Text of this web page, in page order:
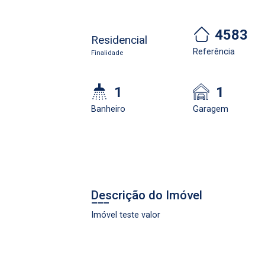
Residencial
Finalidade
4583
Referência
1
Banheiro
1
Garagem
Descrição do Imóvel
Imóvel teste valor
Realize o login
Login